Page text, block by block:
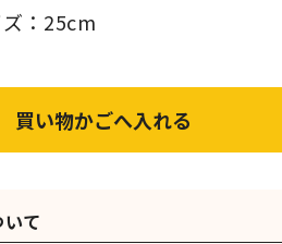
：25cm
て
買い物かごへ入れる